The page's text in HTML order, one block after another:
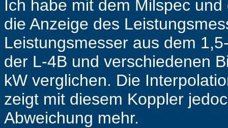
Ich habe mit dem Milspec
die Anzeige des
Leistungsmesser aus dem
der L-4B und verschiedenen
kW verglichen. Die
zeigt mit diesem Koppler
Abweichung mehr.